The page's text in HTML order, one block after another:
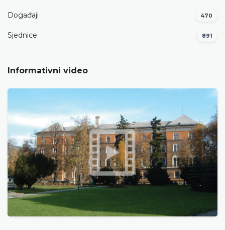
Događaji 470
Sjednice 891
Informativni video